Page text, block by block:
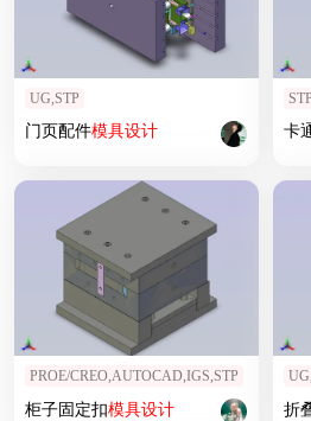
UG,STP
门页配件模具设计 卡
PROE/CREO,AUTOCAD,IGS,STP
柜子固定扣模具设计 折